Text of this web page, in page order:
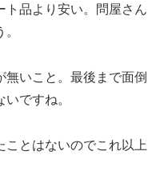
ト品より安い。問屋さん
いこと。最後まで面倒
ですね。
ことはないのでこれ以上